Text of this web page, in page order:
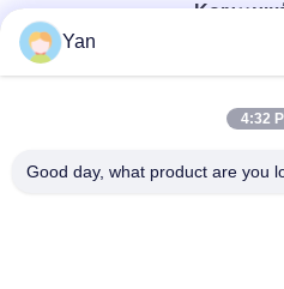
Γρήγορη
Τηλ.:
Yan
4:32
Good day, what product are you